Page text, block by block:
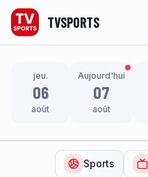
TVSPORTS
jeu.
06
août
Aujourd'hui
07
août
Sports